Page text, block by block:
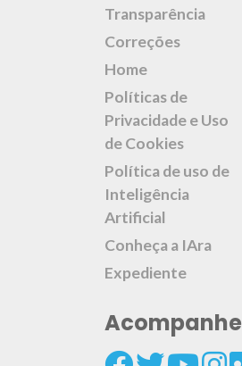
Transparência
Correções
Home
Políticas de
Privacidade e Uso
de Cookies
Política de uso de
Inteligência
Artificial
Conheça a IAra
Expediente
Acompanhe